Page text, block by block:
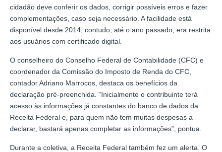
cidadão deve conferir os dados, corrigir possíveis erros e fazer
complementações, caso seja necessário. A facilidade está
disponível desde 2014, contudo, até o ano passado, era restrita
aos usuários com certificado digital.
O conselheiro do Conselho Federal de Contabilidade (CFC) e
coordenador da Comissão do Imposto de Renda do CFC,
contador Adriano Marrocos, destaca os benefícios da
declaração pré-preenchida. “Inicialmente o contribuinte terá
acesso às informações já constantes do banco de dados da
Receita Federal e, para quem não tem muitas despesas a
declarar, bastará apenas completar as informações”, pontua.
Durante a coletiva, a Receita Federal também fez um alerta. O